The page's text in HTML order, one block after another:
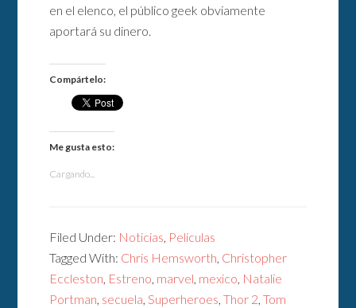
en el elenco, el público geek obviamente
aportará su dinero.
Compártelo:
Me gusta esto:
Cargando...
Filed Under: Noticias, Películas
Tagged With: Chris Hemsworth, Christopher
Eccleston, Estreno, marvel, mexico, Natalie
Portman, secuela,Superheroes,Thor 2,Tom